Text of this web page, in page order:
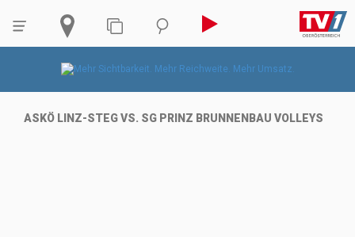
ASKÖ LINZ-STEG VS. SG PRINZ BRUNNENBAU VOLLEYS